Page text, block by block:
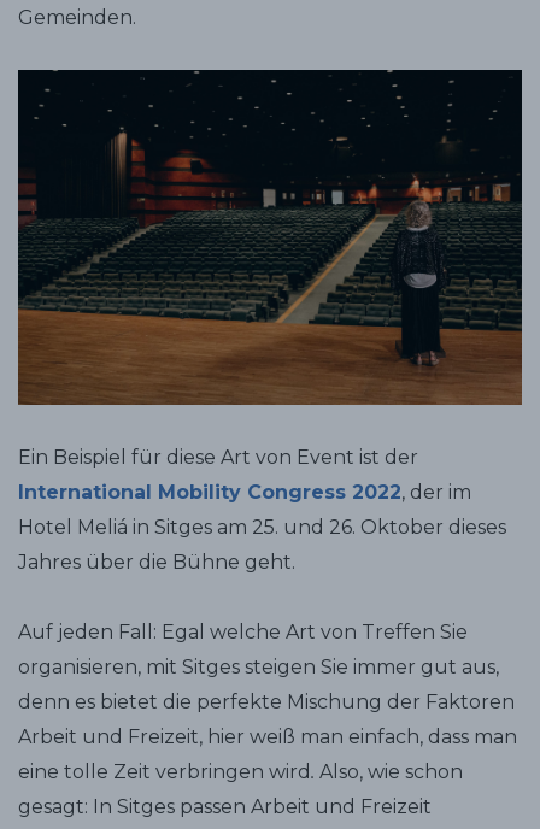
Gemeinden.
Ein Beispiel für diese Art von Event ist der
International Mobility Congress 2022, der im
Hotel Meliá in Sitges am 25. und 26. Oktober dieses
Jahres über die Bühne geht.
Auf jeden Fall: Egal welche Art von Treffen Sie
organisieren, mit Sitges steigen Sie immer gut aus,
denn es bietet die perfekte Mischung der Faktoren
Arbeit und Freizeit, hier weiß man einfach, dass man
eine tolle Zeit verbringen wird. Also, wie schon
gesagt: In Sitges passen Arbeit und Freizeit